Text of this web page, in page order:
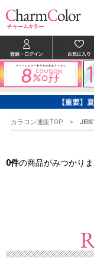
カラコン通販TOP
0件の商品がみつかりま